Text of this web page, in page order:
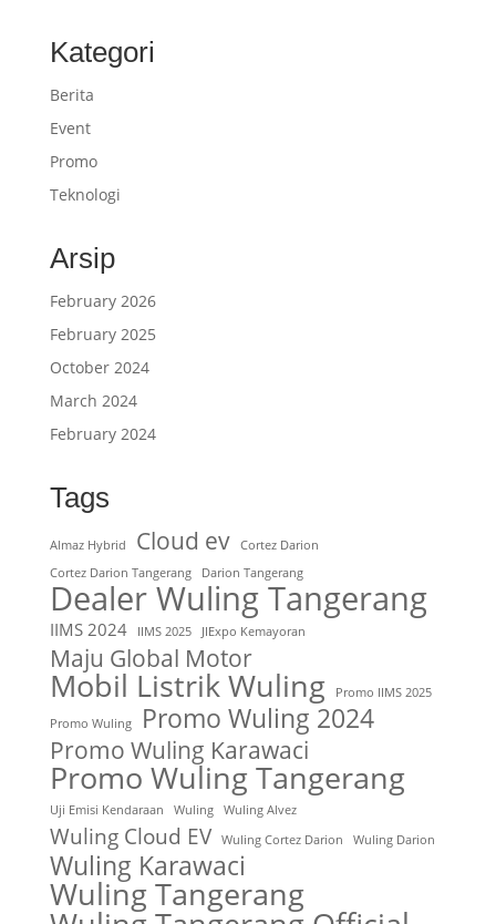
Kategori
Berita
Event
Promo
Teknologi
Arsip
February 2026
February 2025
October 2024
March 2024
February 2024
Tags
Almaz Hybrid Cloud ev
Cortez Darion
Cortez Darion Tangerang
Darion Tangerang
Dealer Wuling Tangerang
IIMS 2024 IIMS 2025 JIExpo Kemayoran
Maju Global Motor
Mobil Listrik Wuling
Promo IIMS 2025
Promo Wuling
Promo Wuling 2024
Promo Wuling Karawaci
Promo Wuling Tangerang
Uji Emisi Kendaraan Wuling Wuling Alvez
Wuling Cloud EV Wuling Cortez Darion Wuling Darion
Wuling Karawaci
Wuling Tangerang